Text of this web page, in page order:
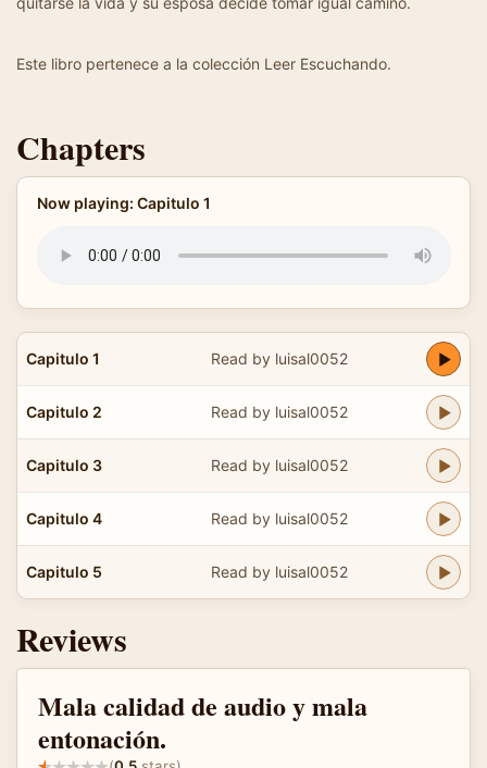
Este libro pertenece a la colección Leer Escuchando.
Chapters
Now playing: Capitulo 1
Capitulo 1 Read by luisal0052
Capitulo 2 Read by luisal0052
Capitulo 3 Read by luisal0052
Capitulo 4 Read by luisal0052
Capitulo 5 Read by luisal0052
Reviews
Mala calidad de audio y mala
entonación.